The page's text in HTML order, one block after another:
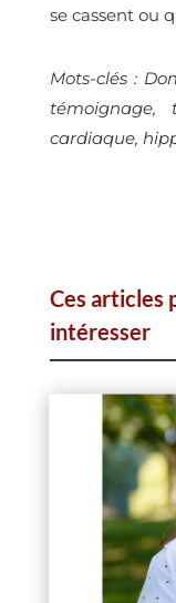
se cassent ou
Mots-clés :
témoignage,
cardiaque,
Ces articles
intéresser